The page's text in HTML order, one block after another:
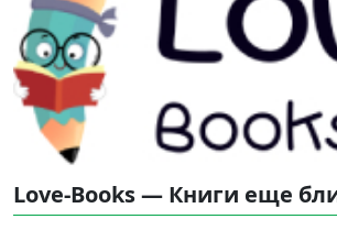
Love-Books — Книги еще